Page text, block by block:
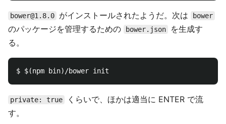
bower@1.8.0 がインストールされたようだ。次は bower
のパッケージを管理するための bower.json
を生成す
る。
private: true
くらいで、ほかは適当に ENTER で流
す。